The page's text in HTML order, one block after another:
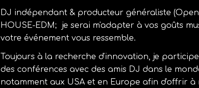
DJ indépendant & producteur généraliste
HOUSE-EDM; je serai m'adapter à vos goûts
votre événement vous ressemble.
Toujours à la recherche d'innovation, je
des conférences avec des amis DJ dans le
notamment aux USA et en Europe afin d'offrir à